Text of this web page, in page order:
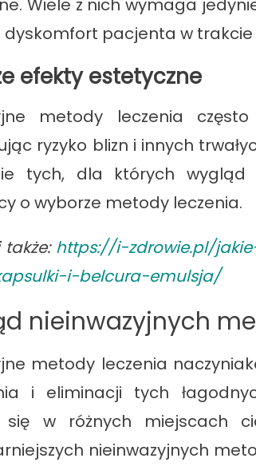
Wiele z nich wymaga
dyskomfort pacjenta w trakcie
efekty estetyczne
metody leczenia
ryzyko blizn i innych
tych, dla których
o wyborze metody leczenia.
także: https://i-zdrowie.pl/
i-belcura-emulsja/
nieinwazyjnych
metody leczenia
i eliminacji tych
się w różnych miejscach
nieinwazyjnych